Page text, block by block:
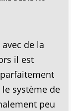
de la
il est
système de
peu